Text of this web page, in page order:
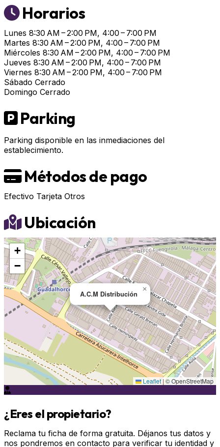
Horarios
Lunes 8:30 AM – 2:00 PM, 4:00 – 7:00 PM
Martes 8:30 AM – 2:00 PM, 4:00 – 7:00 PM
Miércoles 8:30 AM – 2:00 PM, 4:00 – 7:00 PM
Jueves 8:30 AM – 2:00 PM, 4:00 – 7:00 PM
Viernes 8:30 AM – 2:00 PM, 4:00 – 7:00 PM
Sábado Cerrado
Domingo Cerrado
Parking
Parking disponible en las inmediaciones del
establecimiento.
Métodos de pago
Efectivo Tarjeta Otros
Ubicación
A.C.M Distribución
×
+
−
Leaflet |© OpenStreetMap
¿Eres el propietario?
Reclama tu ficha de forma gratuita. Déjanos tus datos y
nos pondremos en contacto para verificar tu identidad y